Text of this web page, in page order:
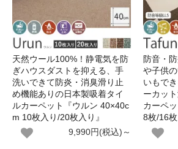
天然ウール100%！静電気を防
ぎハウスダストを抑える、手
洗いできて防炎・消臭滑り止
め機能ありの日本製吸着タイ
ルカーペット『ウルン 40×40c
m 10枚入り/20枚入り』
9,990円(税込)～
防音・
や子供
いもで
ーカッ
カーペ
8枚/16枚